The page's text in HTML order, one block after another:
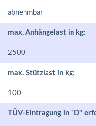
abnehmbar
max. Anhängelast in kg:
2500
max. Stützlast in kg:
100
TÜV-Eintragung in "D"